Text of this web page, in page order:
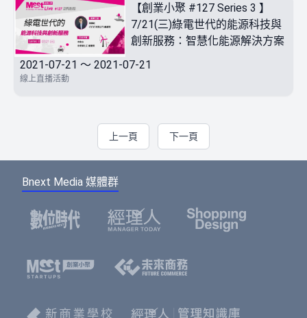
【創業小聚 #127 Series 3 】
7/21(三)綠電世代的能源科技與
創新服務：智慧化能源解決方案
2021-07-21 ～ 2021-07-21
線上直播活動
上一頁 下一頁
Bnext Media 媒體群